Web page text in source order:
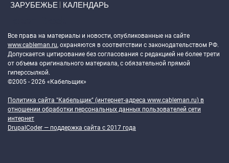
ЗАРУБЕЖЬЕ КАЛЕНДАРЬ
Все права на материалы и новости, опубликованные на сайте
www.cableman.ru, охраняются в соответствии с законодательством РФ.
Допускается цитирование без согласования с редакцией не более трети
от объема оригинального материала, с обязательной прямой
гиперссылкой.
©2005 - 2026 «Кабельщик»
Политика сайта "Кабельщик" (интернет-адреса www.cableman.ru) в
отношении обработки персональных данных пользователей сети
интернет
DrupalCoder — поддержка сайта c 2017 года